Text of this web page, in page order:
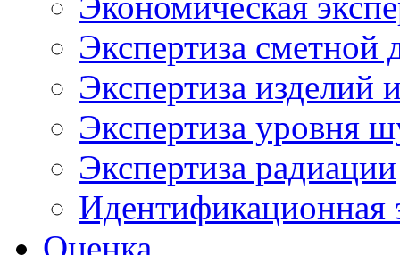
Экспертиза сметной
Экспертиза изделий
Экспертиза уровня
Экспертиза радиации
Идентификационная
Оценка